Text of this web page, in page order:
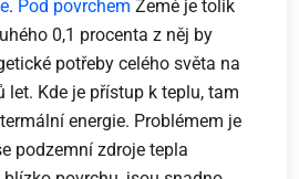
. Pod povrchem Země je tolik
0,1 procenta z něj by
potřeby celého světa na
let. Kde je přístup k teplu, tam
energie. Problémem je
podzemní zdroje tepla